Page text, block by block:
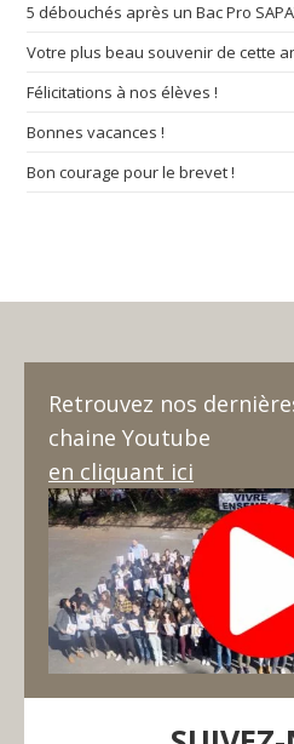
5 débouchés après un Bac Pro
Votre plus beau souvenir de cette
Félicitations à nos élèves !
Bonnes vacances !
Bon courage pour le brevet !
Retrouvez nos
chaine Youtube
en cliquant ici